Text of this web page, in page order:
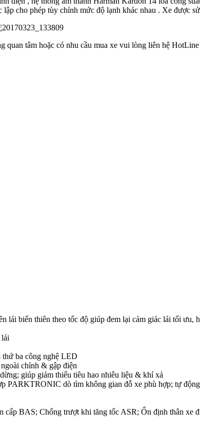
cho phép tùy chỉnh mức độ lạnh khác nhau . Xe được
quan tâm hoặc có nhu cầu mua xe vui lòng liên hệ
lái biến thiên theo tốc độ giúp đem lại cảm giác lái tối ưu,
thứ ba công nghệ LED
chỉnh & gập điện
giúp giảm thiểu tiêu hao nhiêu liệu & khí xả
PARKTRONIC dò tìm không gian đỗ xe phù hợp; tự
BAS; Chống trượt khi tăng tốc ASR; Ổn định thân xe